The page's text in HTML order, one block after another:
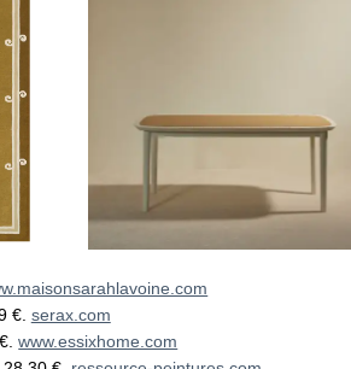
€. serax.com
€.www.essixhome.com